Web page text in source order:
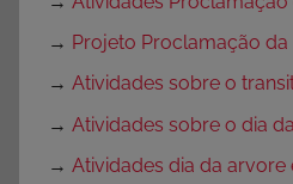
→ Projeto Proclamação da
→ Atividades sobre o
→ Atividades sobre o dia
→ Atividades dia da